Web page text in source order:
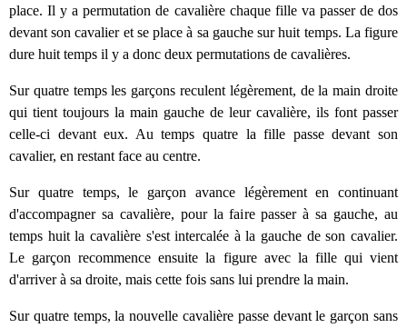
place. Il y a permutation de cavalière chaque fille va passer de dos
devant son cavalier et se place à sa gauche sur huit temps. La figure
dure huit temps il y a donc deux permutations de cavalières.
Sur quatre temps les garçons reculent légèrement, de la main droite
qui tient toujours la main gauche de leur cavalière, ils font passer
celle-ci devant eux. Au temps quatre la fille passe devant son
cavalier, en restant face au centre.
Sur quatre temps, le garçon avance légèrement en continuant
d'accompagner sa cavalière, pour la faire passer à sa gauche, au
temps huit la cavalière s'est intercalée à la gauche de son cavalier.
Le garçon recommence ensuite la figure avec la fille qui vient
d'arriver à sa droite, mais cette fois sans lui prendre la main.
Sur quatre temps, la nouvelle cavalière passe devant le garçon sans